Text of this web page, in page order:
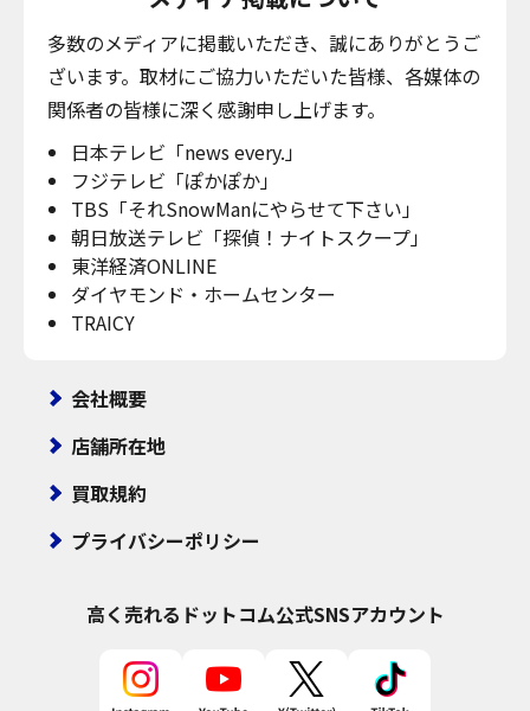
多数のメディアに掲載いただき、誠にありがとうご
ざいます。取材にご協力いただいた皆様、各媒体の
関係者の皆様に深く感謝申し上げます。
日本テレビ「news every.」
フジテレビ「ぽかぽか」
TBS「それSnowManにやらせて下さい」
朝日放送テレビ「探偵！ナイトスクープ」
東洋経済ONLINE
ダイヤモンド・ホームセンター
TRAICY
会社概要
店舗所在地
買取規約
プライバシーポリシー
高く売れるドットコム公式SNSアカウント